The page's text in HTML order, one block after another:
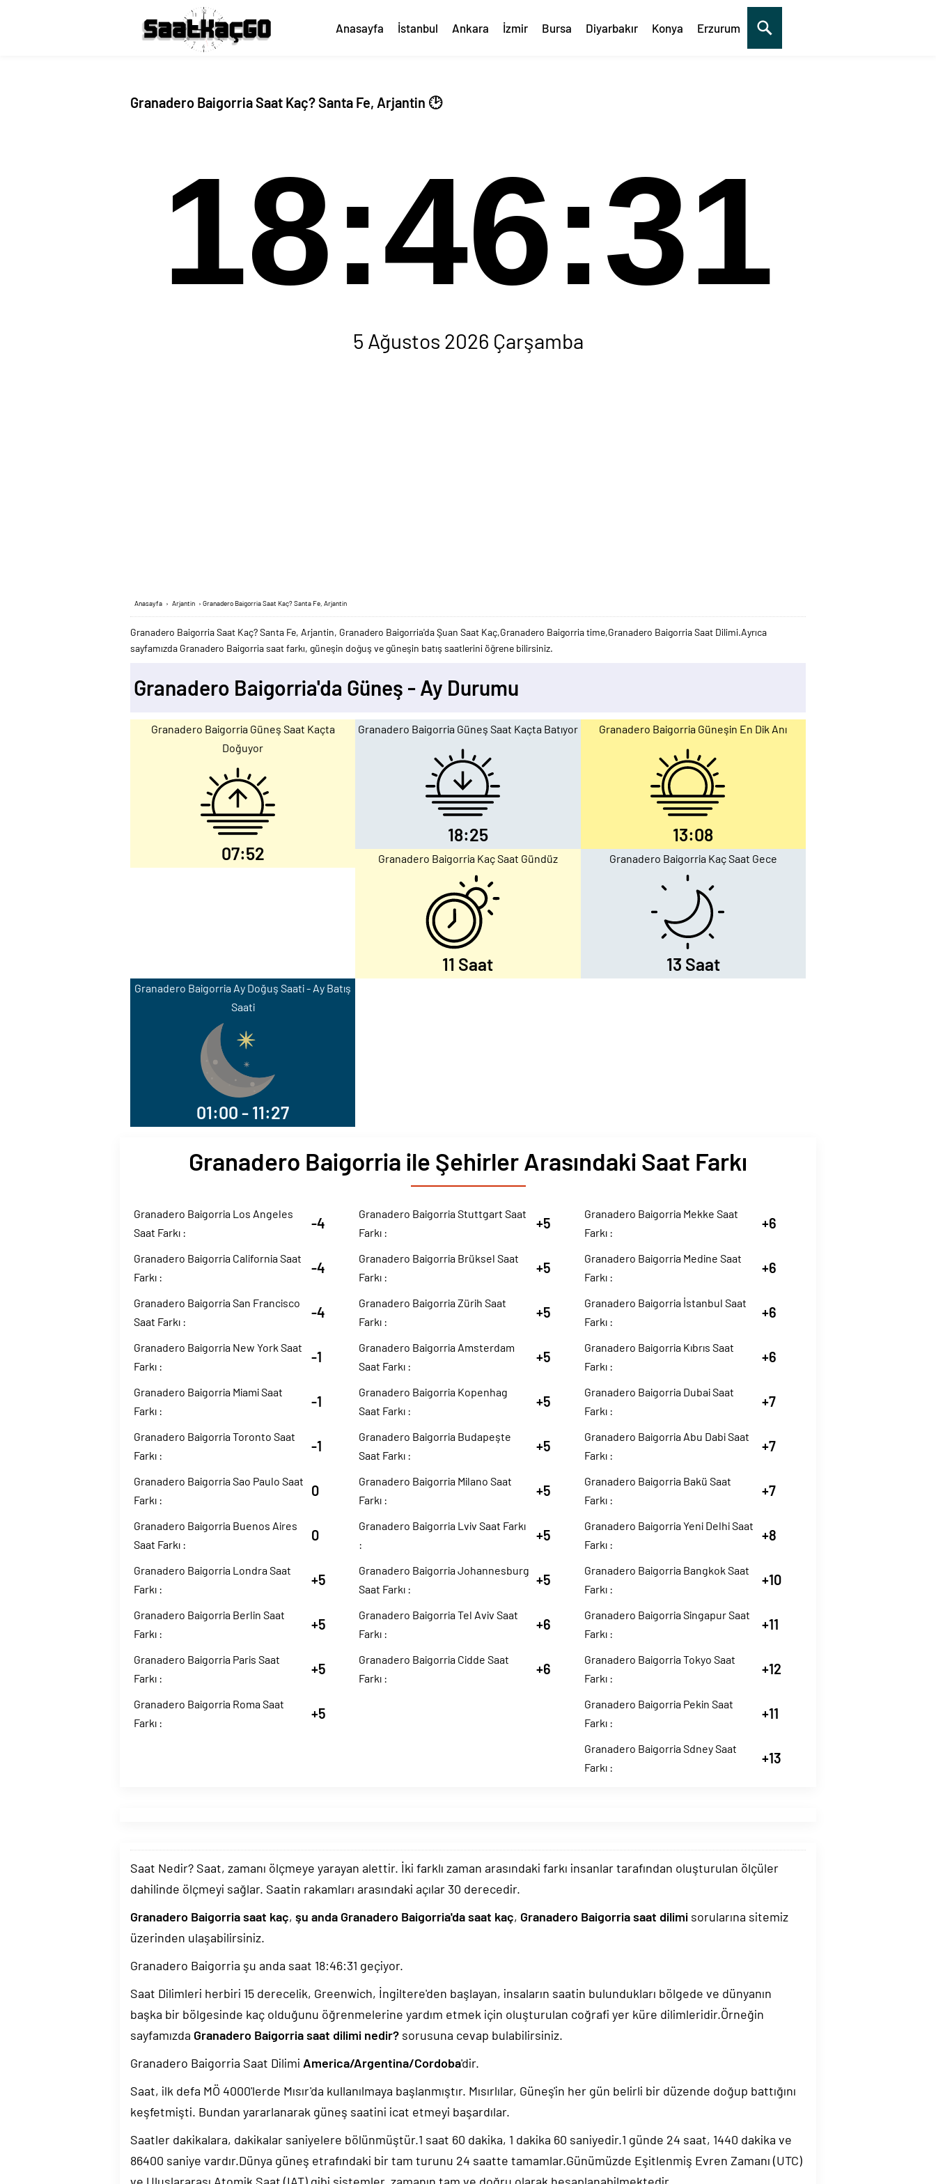
Anasayfa İstanbul Ankara İzmir Bursa Diyarbakır Konya Erzurum
Granadero Baigorria Saat Kaç? Santa Fe, Arjantin 🕑
18:46:31
5 Ağustos 2026 Çarşamba
Anasayfa › Arjantin › Granadero Baigorria Saat Kaç? Santa Fe, Arjantin
Granadero Baigorria Saat Kaç? Santa Fe, Arjantin, Granadero Baigorria'da Şuan Saat Kaç,Granadero Baigorria time,Granadero Baigorria Saat Dilimi.Ayrıca
sayfamızda Granadero Baigorria saat farkı, güneşin doğuş ve güneşin batış saatlerini öğrene bilirsiniz.
Granadero Baigorria'da Güneş - Ay Durumu
Granadero Baigorria Güneş Saat Kaçta
Doğuyor
07:52
Granadero Baigorria Güneş Saat Kaçta Batıyor
18:25
Granadero Baigorria Güneşin En Dik Anı
13:08
Granadero Baigorria Kaç Saat Gündüz
11 Saat
Granadero Baigorria Kaç Saat Gece
13 Saat
Granadero Baigorria Ay Doğuş Saati - Ay Batış
Saati
01:00 - 11:27
Granadero Baigorria ile Şehirler Arasındaki Saat Farkı
Granadero Baigorria Los Angeles
Saat Farkı :
-4
Granadero Baigorria California Saat
Farkı :
-4
Granadero Baigorria San Francisco
Saat Farkı :
-4
Granadero Baigorria New York Saat
Farkı :
-1
Granadero Baigorria Miami Saat
Farkı :
-1
Granadero Baigorria Toronto Saat
Farkı :
-1
Granadero Baigorria Sao Paulo Saat
Farkı :
0
Granadero Baigorria Buenos Aires
Saat Farkı :
0
Granadero Baigorria Londra Saat
Farkı :
+5
Granadero Baigorria Berlin Saat
Farkı :
+5
Granadero Baigorria Paris Saat
Farkı :
+5
Granadero Baigorria Roma Saat
Farkı :
+5
Granadero Baigorria Stuttgart Saat
Farkı :
+5
Granadero Baigorria Brüksel Saat
Farkı :
+5
Granadero Baigorria Zürih Saat
Farkı :
+5
Granadero Baigorria Amsterdam
Saat Farkı :
+5
Granadero Baigorria Kopenhag
Saat Farkı :
+5
Granadero Baigorria Budapeşte
Saat Farkı :
+5
Granadero Baigorria Milano Saat
Farkı :
+5
Granadero Baigorria Lviv Saat Farkı
:
+5
Granadero Baigorria Johannesburg
Saat Farkı :
+5
Granadero Baigorria Tel Aviv Saat
Farkı :
+6
Granadero Baigorria Cidde Saat
Farkı :
+6
Granadero Baigorria Mekke Saat
Farkı :
+6
Granadero Baigorria Medine Saat
Farkı :
+6
Granadero Baigorria İstanbul Saat
Farkı :
+6
Granadero Baigorria Kıbrıs Saat
Farkı :
+6
Granadero Baigorria Dubai Saat
Farkı :
+7
Granadero Baigorria Abu Dabi Saat
Farkı :
+7
Granadero Baigorria Bakü Saat
Farkı :
+7
Granadero Baigorria Yeni Delhi Saat
Farkı :
+8
Granadero Baigorria Bangkok Saat
Farkı :
+10
Granadero Baigorria Singapur Saat
Farkı :
+11
Granadero Baigorria Tokyo Saat
Farkı :
+12
Granadero Baigorria Pekin Saat
Farkı :
+11
Granadero Baigorria Sdney Saat
Farkı :
+13
Saat Nedir? Saat, zamanı ölçmeye yarayan alettir. İki farklı zaman arasındaki farkı insanlar tarafından oluşturulan ölçüler
dahilinde ölçmeyi sağlar. Saatin rakamları arasındaki açılar 30 derecedir.
Granadero Baigorria saat kaç, şu anda Granadero Baigorria'da saat kaç, Granadero Baigorria saat dilimi sorularına sitemiz
üzerinden ulaşabilirsiniz.
Granadero Baigorria şu anda saat 18:46:31 geçiyor.
Saat Dilimleri herbiri 15 derecelik, Greenwich, İngiltere'den başlayan, insaların saatin bulundukları bölgede ve dünyanın
başka bir bölgesinde kaç olduğunu öğrenmelerine yardım etmek için oluşturulan coğrafi yer küre dilimleridir.Örneğin
sayfamızda Granadero Baigorria saat dilimi nedir? sorusuna cevap bulabilirsiniz.
Granadero Baigorria Saat Dilimi America/Argentina/Cordoba'dir.
Saat, ilk defa MÖ 4000'lerde Mısır'da kullanılmaya başlanmıştır. Mısırlılar, Güneş'in her gün belirli bir düzende doğup battığını
keşfetmişti. Bundan yararlanarak güneş saatini icat etmeyi başardılar.
Saatler dakikalara, dakikalar saniyelere bölünmüştür.1 saat 60 dakika, 1 dakika 60 saniyedir.1 günde 24 saat, 1440 dakika ve
86400 saniye vardır.Dünya güneş etrafındaki bir tam turunu 24 saatte tamamlar.Günümüzde Eşitlenmiş Evren Zamanı (UTC)